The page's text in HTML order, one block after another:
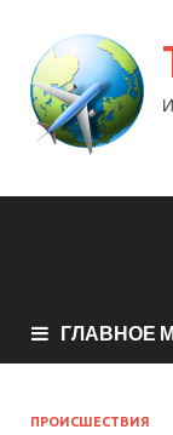
ГЛАВНОЕ
ПРОИСШЕСТВИЯ